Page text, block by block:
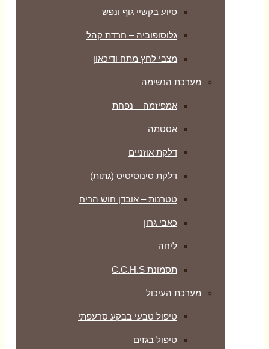
סיוע בקשיי גוף ונפש
גלוסופוביה – חרדת קהל
מצבי לחץ מתח ודיכאון
מערכת הנשימה
אמפיזמה – נפחת
אסטמה
דלקת אוזניים
דלקת סינוסיטיס (גתות)
טטרנות – אובדן חוש הריח
כאבי גרון
ליחה
תסמונת C.C.H.S
מערכת העיכול
טיפול טבעי בבקע סרעפתי
טיפול בגזים